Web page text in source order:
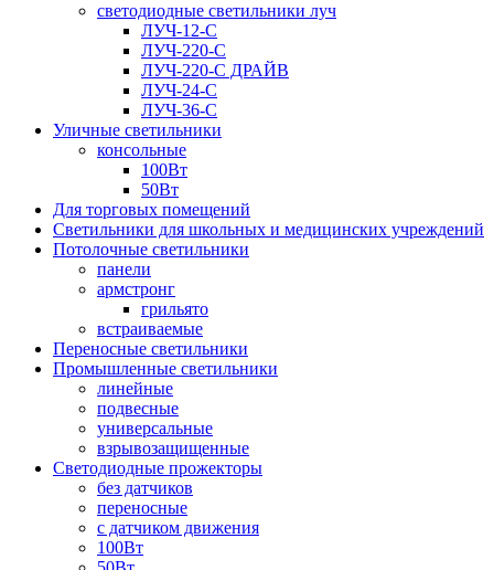
светодиодные светильники луч
ЛУЧ-12-С
ЛУЧ-220-С
ЛУЧ-220-С ДРАЙВ
ЛУЧ-24-С
ЛУЧ-36-С
Уличные светильники
консольные
100Вт
50Вт
Для торговых помещений
Светильники для школьных и медицинских учреждений
Потолочные светильники
панели
армстронг
грильято
встраиваемые
Переносные светильники
Промышленные светильники
линейные
подвесные
универсальные
взрывозащищенные
Светодиодные прожекторы
без датчиков
переносные
с датчиком движения
100Вт